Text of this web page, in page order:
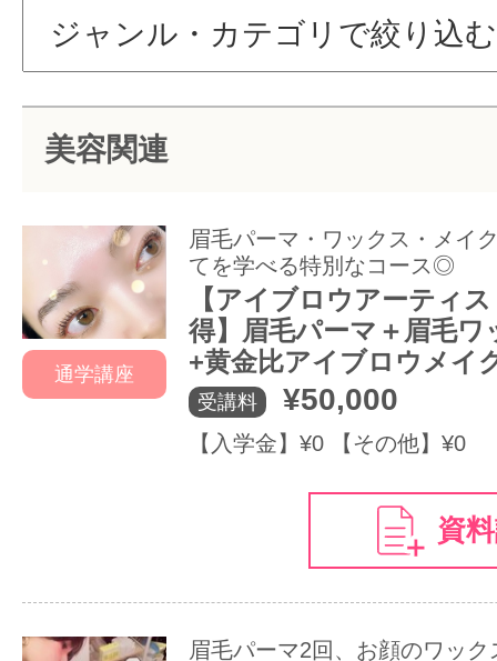
サイトマッ
美容関連
通学講座
眉毛パーマ・ワックス・メイ
てを学べる特別なコース◎
【アイブロウアーティ
得】眉毛パーマ＋眉毛ワ
+黄金比アイブロウメイ
受講料 ¥50,000
【入学金】¥0 【その他】¥0
資
眉毛パーマ2回、お顔のワッ